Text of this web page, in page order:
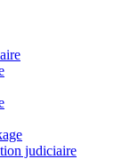
judiciaire